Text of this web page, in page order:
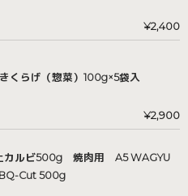
¥2,400
くらげ（惣菜）100g×5袋入
¥2,900
カルビ500g 焼肉用 A5 WAGYU
Cut 500g